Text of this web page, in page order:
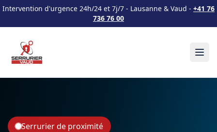
Intervention d'urgence 24h/24 et 7j/7 - Lausanne & Vaud - +41 76
736 76 00
Serrurier de proximité